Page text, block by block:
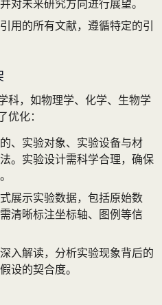
对未来研究方向进行展望。
用的所有文献，遵循特定的引
科，如物理学、化学、生物学
优化：
、实验对象、实验设备与材
。实验设计需科学合理，确保
展示实验数据，包括原始数
清晰标注坐标轴、图例等信
入解读，分析实验现象背后的
设的契合度。